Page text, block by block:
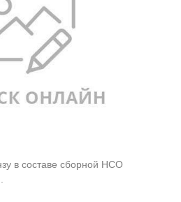
в составе сборной НСО